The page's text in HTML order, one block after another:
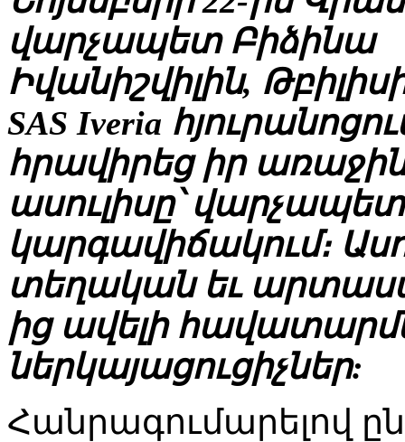
վարչապետ Բիձինա
Իվանիշվիլին,
SAS Iveria
հրավիրեց իր
ասուլիսը՝
կարգավիճակում։
տեղական եւ
ից ավելի
ներկայացուցիչներ:
Հանրագումարելով